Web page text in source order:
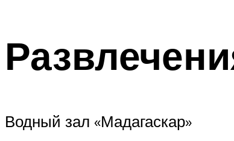
Водный зал «Мадагаскар»